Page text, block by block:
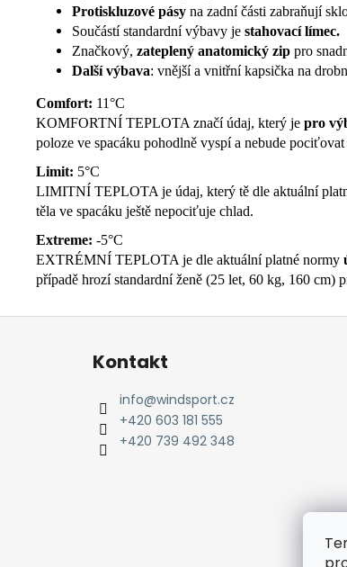
Protiskluzové pásy na zadní části zabraňují
Součástí standardní výbavy je stahovací límec.
Značkový, zateplený anatomický zip pro
Další výbava: vnější a vnitřní kapsička na
Comfort: 11°C
KOMFORTNÍ TEPLOTA značí údaj, který je pro
poloze ve spacáku pohodlně vyspí a nebude pociťovat
Limit: 5°C
LIMITNÍ TEPLOTA je údaj, který tě dle aktuální
těla ve spacáku ještě nepociťuje chlad.
Extreme: -5°C
EXTRÉMNÍ TEPLOTA je dle aktuální platné normy
případě hrozí standardní ženě (25 let, 60 kg, 160 cm)
Z
Kontakt
info@windsport.cz
+420 603 181 555
+420 739 492 348